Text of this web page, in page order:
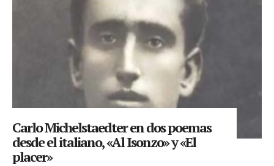
Carlo Michelstaedter en dos poemas
desde el italiano, «Al Isonzo» y «El
placer»